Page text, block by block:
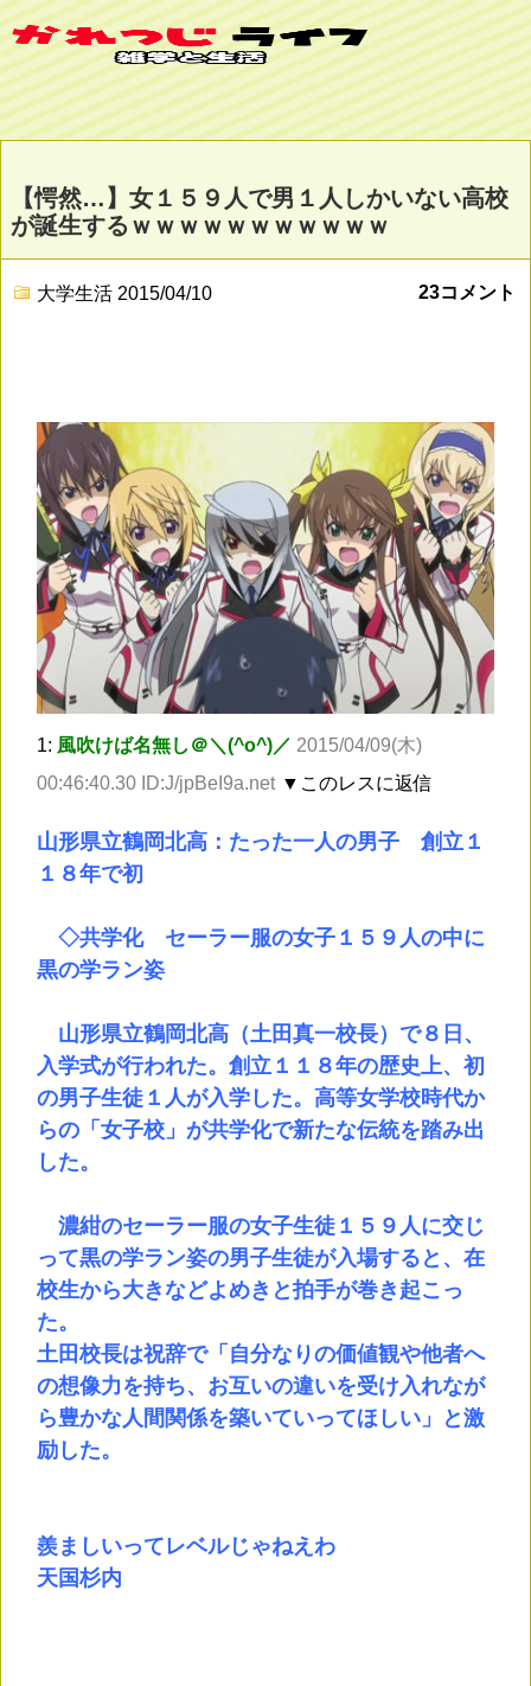
【愕然…】女１５９人で男１人しかいない高校
が誕生するｗｗｗｗｗｗｗｗｗｗｗ
大学生活 2015/04/10 23コメント
1: 風吹けば名無し＠＼(^o^)／ 2015/04/09(木)
00:46:40.30 ID:J/jpBeI9a.net ▼このレスに返信
山形県立鶴岡北高：たった一人の男子 創立１
１８年で初
◇共学化 セーラー服の女子１５９人の中に
黒の学ラン姿
山形県立鶴岡北高（土田真一校長）で８日、
入学式が行われた。創立１１８年の歴史上、初
の男子生徒１人が入学した。高等女学校時代か
らの「女子校」が共学化で新たな伝統を踏み出
した。
濃紺のセーラー服の女子生徒１５９人に交じ
って黒の学ラン姿の男子生徒が入場すると、在
校生から大きなどよめきと拍手が巻き起こっ
た。
土田校長は祝辞で「自分なりの価値観や他者へ
の想像力を持ち、お互いの違いを受け入れなが
ら豊かな人間関係を築いていってほしい」と激
励した。
羨ましいってレベルじゃねえわ
天国杉内